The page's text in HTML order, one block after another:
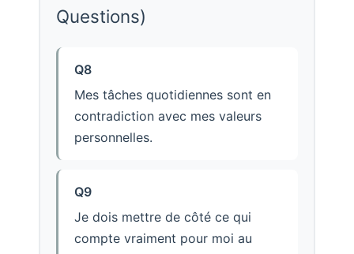
Questions)
Q8
Mes tâches quotidiennes sont en
contradiction avec mes valeurs
personnelles.
Q9
Je dois mettre de côté ce qui
compte vraiment pour moi au